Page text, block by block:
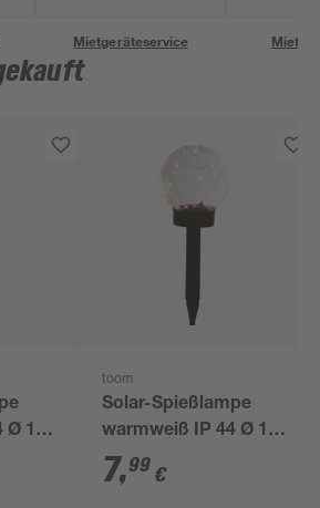
Mietgeräteservice
Ø 10
toom
Solar-Spießlampe
warmweiß IP 44 Ø 15
x 44 cm
7,99 €